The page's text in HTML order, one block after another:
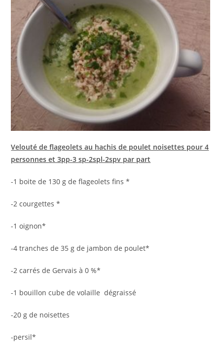
Velouté de flageolets au hachis de poulet noisettes pour 4
personnes et 3pp-3 sp-2spl-2spv par part
-1 boite de 130 g de flageolets fins *
-2 courgettes *
-1 oignon*
-4 tranches de 35 g de jambon de poulet*
-2 carrés de Gervais à 0 %*
-1 bouillon cube de volaille dégraissé
-20 g de noisettes
-persil*